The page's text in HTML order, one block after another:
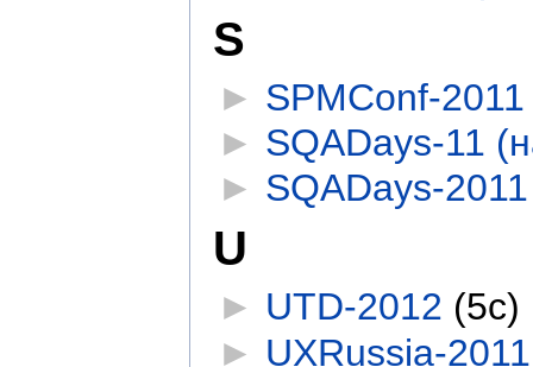
S
► SPMConf-
► SQADays-11
► SQADays-
U
► UTD-2012 (5с)
► UXRussia-